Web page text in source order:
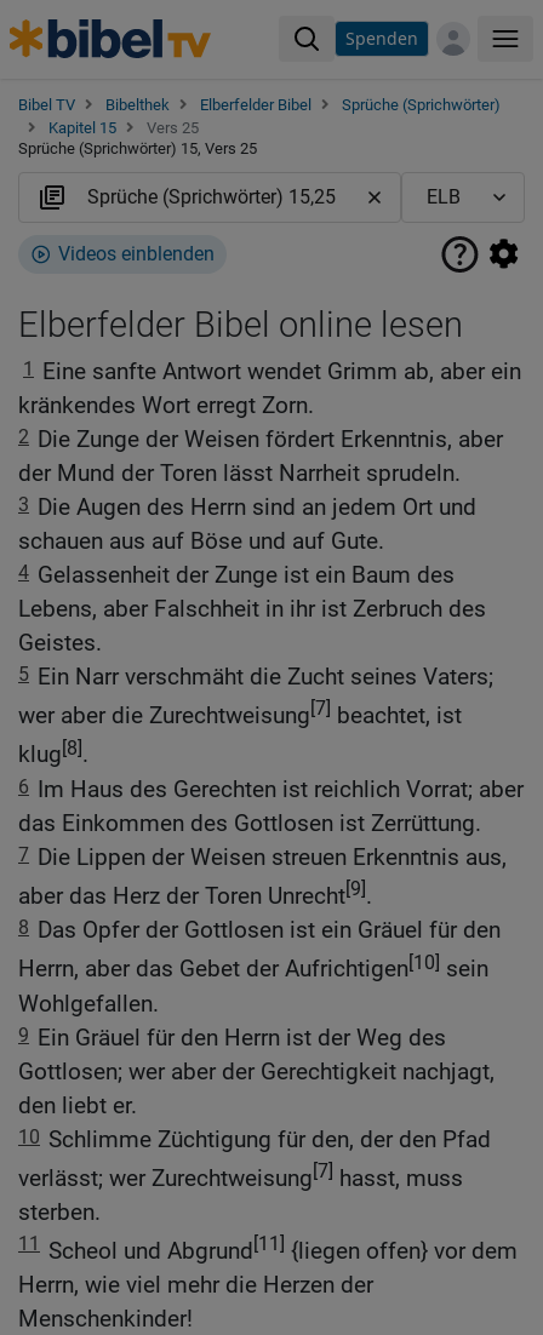
Spenden
Bibel TV Bibelthek Elberfelder Bibel
Sprüche (Sprichwörter)
Kapitel 15
Vers 25
Sprüche (Sprichwörter) 15, Vers 25
Videos einblenden
Elberfelder Bibel online lesen
1 Eine sanfte Antwort wendet Grimm ab, aber ein
kränkendes Wort erregt Zorn.
2 Die Zunge der Weisen fördert Erkenntnis, aber
der Mund der Toren lässt Narrheit sprudeln.
3 Die Augen des Herrn sind an jedem Ort und
schauen aus auf Böse und auf Gute.
4 Gelassenheit der Zunge ist ein Baum des
Lebens, aber Falschheit in ihr ist Zerbruch des
Geistes.
5 Ein Narr verschmäht die Zucht seines Vaters;
wer aber die Zurechtweisung[7] beachtet, ist
klug[8].
6 Im Haus des Gerechten ist reichlich Vorrat; aber
das Einkommen des Gottlosen ist Zerrüttung.
7 Die Lippen der Weisen streuen Erkenntnis aus,
aber das Herz der Toren Unrecht[9].
8 Das Opfer der Gottlosen ist ein Gräuel für den
Herrn, aber das Gebet der Aufrichtigen[10] sein
Wohlgefallen.
9 Ein Gräuel für den Herrn ist der Weg des
Gottlosen; wer aber der Gerechtigkeit nachjagt,
den liebt er.
10 Schlimme Züchtigung für den, der den Pfad
verlässt; wer Zurechtweisung[7] hasst, muss
sterben.
11 Scheol und Abgrund[11] {liegen offen} vor dem
Herrn, wie viel mehr die Herzen der
Menschenkinder!